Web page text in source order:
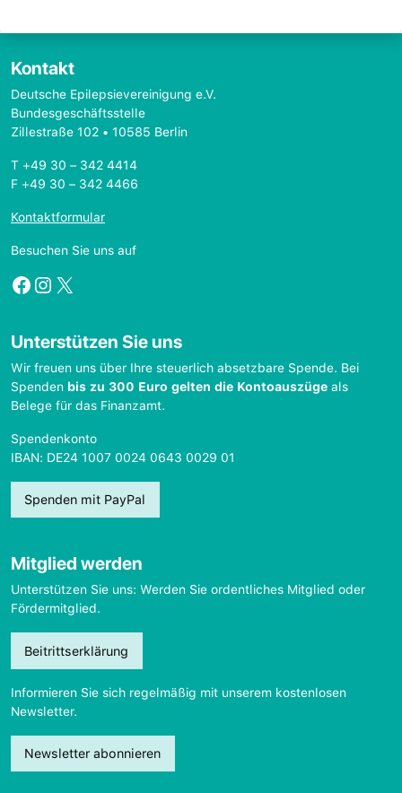
Kontakt
Deutsche Epilepsievereinigung e.V.
Bundesgeschäftsstelle
Zillestraße 102 • 10585 Berlin
T +49 30 – 342 4414
F +49 30 – 342 4466
Kontaktformular
Besuchen Sie uns auf
Facebook
Instagram
X
Unterstützen Sie uns
Wir freuen uns über Ihre steuerlich absetzbare Spende. Bei
Spenden bis zu 300 Euro gelten die Kontoauszüge als
Belege für das Finanzamt.
Spendenkonto
IBAN: DE24 1007 0024 0643 0029 01
Spenden mit PayPal
Mitglied werden
Unterstützen Sie uns: Werden Sie ordentliches Mitglied oder
Fördermitglied.
Beitrittserklärung
Informieren Sie sich regelmäßig mit unserem kostenlosen
Newsletter.
Newsletter abonnieren